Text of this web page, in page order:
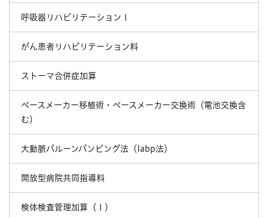
呼吸器リハビリテーションⅠ
がん患者リハビリテーション料
ストーマ合併症加算
ペースメーカー移植術・ペースメーカー交換術（電池交換含
む）
大動脈バルーンパンピング法（Iabp法）
開放型病院共同指導料
検体検査管理加算（Ⅰ）